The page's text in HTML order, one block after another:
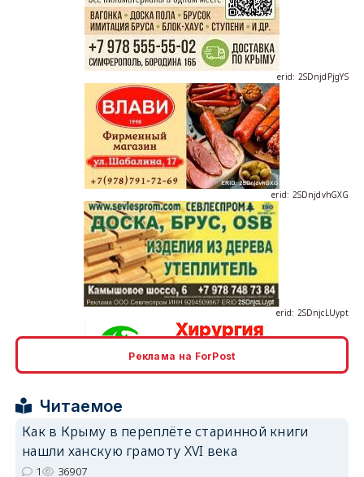
erid: 2SDnjdPjgYS
erid: 2SDnjdvhGXG
Реклама на ForPost
Читаемое
Как в Крыму в переплёте старинной книги
нашли ханскую грамоту XVI века
1 36907